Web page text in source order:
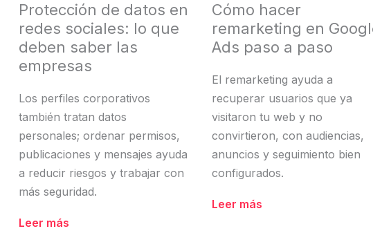
Protección de datos en
redes sociales: lo que
deben saber las
empresas
Los perfiles corporativos
también tratan datos
personales; ordenar permisos,
publicaciones y mensajes ayuda
a reducir riesgos y trabajar con
más seguridad.
Leer más
Cómo hacer
remarketing en
Ads paso a paso
El remarketing ayuda a
recuperar usuarios que ya
visitaron tu web y no
convirtieron, con audiencias,
anuncios y seguimiento bien
configurados.
Leer más